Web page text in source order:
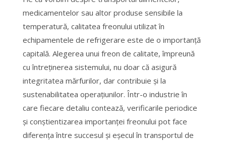
medicamentelor sau altor produse sensibile la
temperatură, calitatea freonului utilizat în
echipamentele de refrigerare este de o importanță
capitală. Alegerea unui freon de calitate, împreună
cu întreținerea sistemului, nu doar că asigură
integritatea mărfurilor, dar contribuie și la
sustenabilitatea operațiunilor. Într-o industrie în
care fiecare detaliu contează, verificarile periodice
și conștientizarea importanței freonului pot face
diferența între succesul și eșecul în transportul de